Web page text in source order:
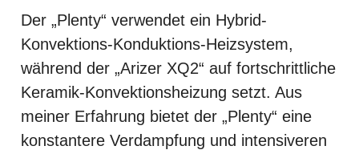
Der „Plenty“ verwendet ein Hybrid-
Konvektions-Konduktions-Heizsystem,
während der „Arizer XQ2“ auf fortschrittliche
Keramik-Konvektionsheizung setzt. Aus
meiner Erfahrung bietet der „Plenty“ eine
konstantere Verdampfung und intensiveren